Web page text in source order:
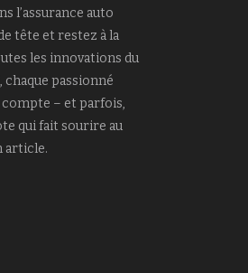
l’assurance auto
tête et restez à la
les innovations du
chaque passionné
– et parfois,
qui fait sourire au
article.